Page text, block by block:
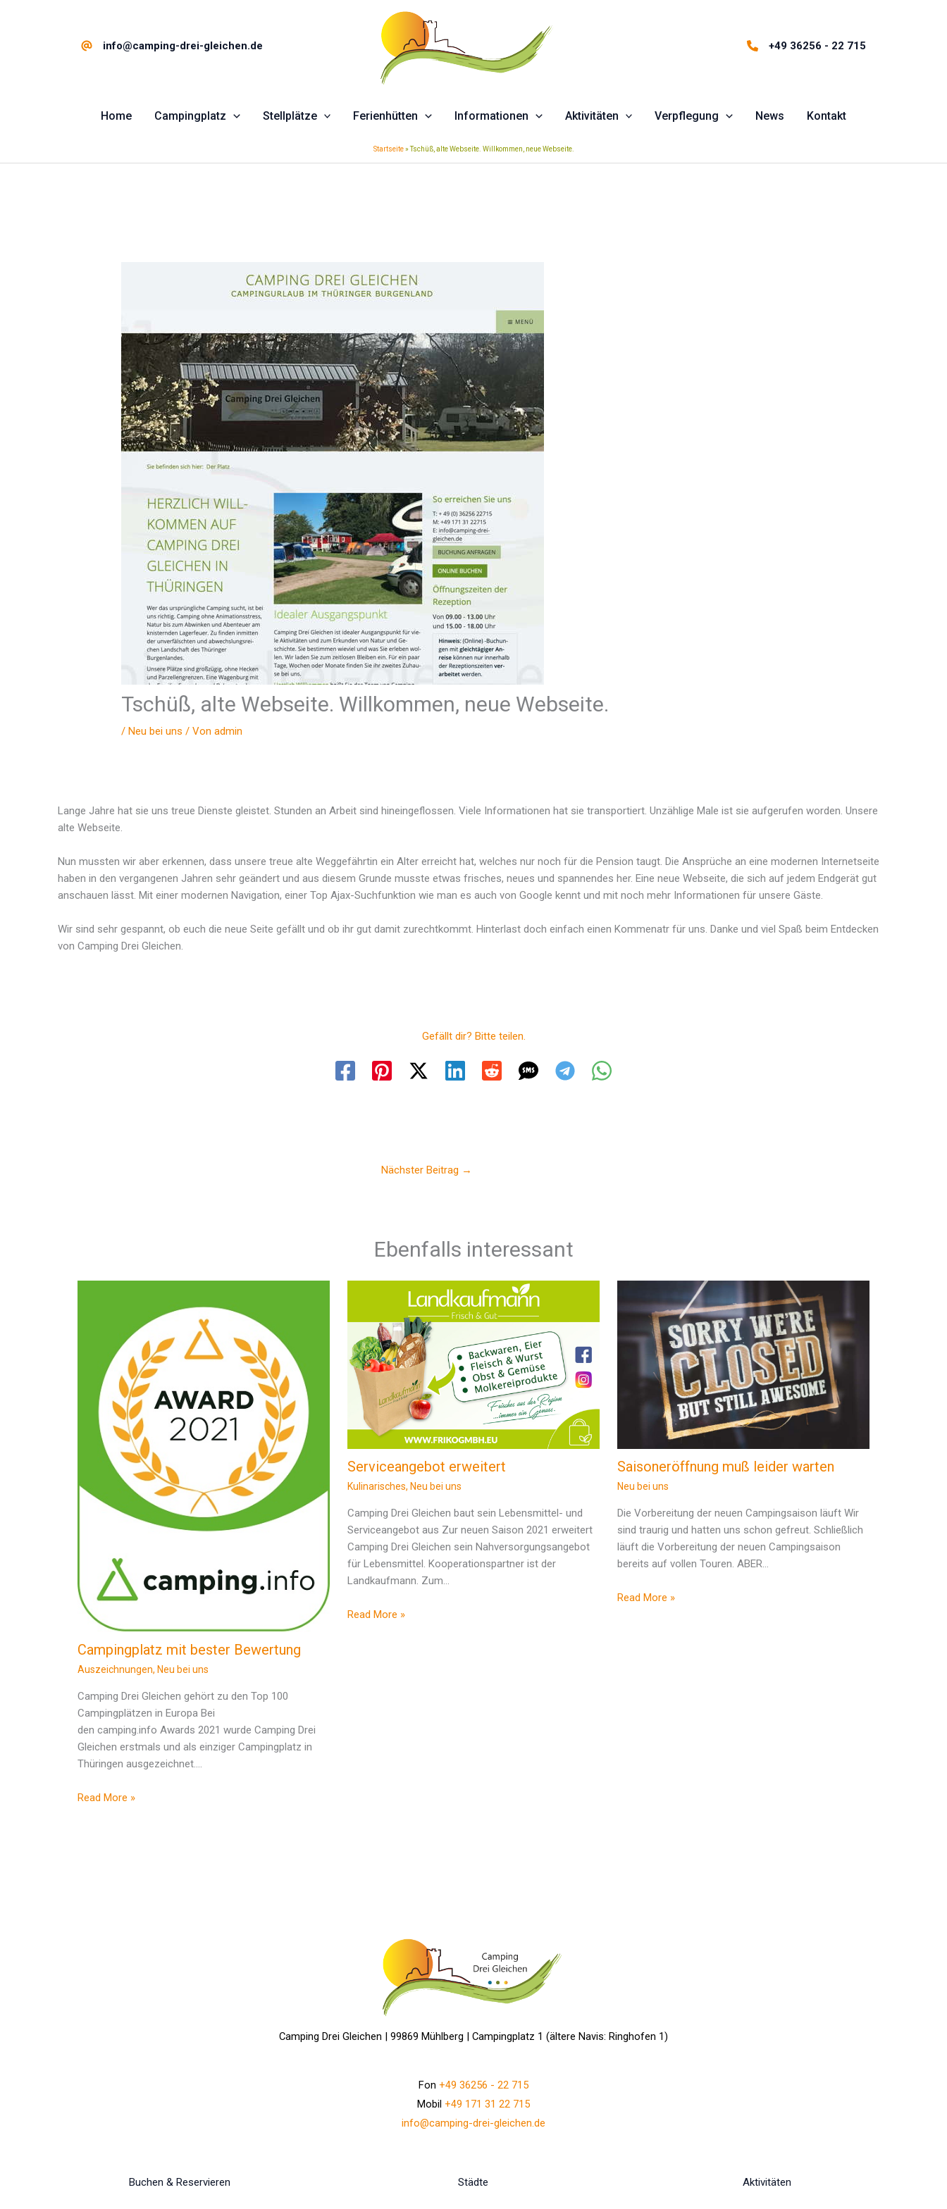
info@camping-drei-gleichen.de +49 36256 - 22 715
Home Campingplatz Stellplätze Ferienhütten Informationen Aktivitäten Verpflegung News Kontakt
Startseite»Tschüß, alte Webseite. Willkommen, neue Webseite.
Tschüß, alte Webseite. Willkommen, neue Webseite.
/Neu bei uns / Vonadmin
Lange Jahre hat sie uns treue Dienste gleistet. Stunden an Arbeit sind hineingeflossen. Viele Informationen hat sie transportiert. Unzählige Male ist sie aufgerufen worden. Unsere
alte Webseite.
Nun mussten wir aber erkennen, dass unsere treue alte Weggefährtin ein Alter erreicht hat, welches nur noch für die Pension taugt. Die Ansprüche an eine modernen Internetseite
haben in den vergangenen Jahren sehr geändert und aus diesem Grunde musste etwas frisches, neues und spannendes her. Eine neue Webseite, die sich auf jedem Endgerät gut
anschauen lässt. Mit einer modernen Navigation, einer Top Ajax-Suchfunktion wie man es auch von Google kennt und mit noch mehr Informationen für unsere Gäste.
Wir sind sehr gespannt, ob euch die neue Seite gefällt und ob ihr gut damit zurechtkommt. Hinterlast doch einfach einen Kommenatr für uns. Danke und viel Spaß beim Entdecken
von Camping Drei Gleichen.
Gefällt dir? Bitte teilen.
Nächster Beitrag →
Ebenfalls interessant
Campingplatz mit bester Bewertung
Auszeichnungen, Neu bei uns
Camping Drei Gleichen gehört zu den Top 100
Campingplätzen in Europa Bei
den camping.info Awards 2021 wurde Camping Drei
Gleichen erstmals und als einziger Campingplatz in
Thüringen ausgezeichnet.…
Read More »
Serviceangebot erweitert
Kulinarisches, Neu bei uns
Camping Drei Gleichen baut sein Lebensmittel- und
Serviceangebot aus Zur neuen Saison 2021 erweitert
Camping Drei Gleichen sein Nahversorgungsangebot
für Lebensmittel. Kooperationspartner ist der
Landkaufmann. Zum…
Read More »
Saisoneröffnung muß leider warten
Neu bei uns
Die Vorbereitung der neuen Campingsaison läuft Wir
sind traurig und hatten uns schon gefreut. Schließlich
läuft die Vorbereitung der neuen Campingsaison
bereits auf vollen Touren. ABER…
Read More »
Camping Drei Gleichen | 99869 Mühlberg | Campingplatz 1 (ältere Navis: Ringhofen 1)
Fon +49 36256 - 22 715
Mobil +49 171 31 22 715
info@camping-drei-gleichen.de
Buchen & Reservieren Städte Aktivitäten